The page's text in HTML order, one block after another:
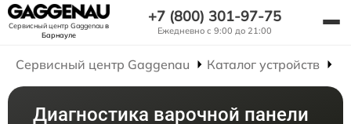
Сервисный центр Gaggenauв
Барнауле
+7 (800) 301-97-75
Ежедневно с 9:00 до 21:00
Сервисный центр Gaggenau Каталог устройств
Диагностика варочной панели